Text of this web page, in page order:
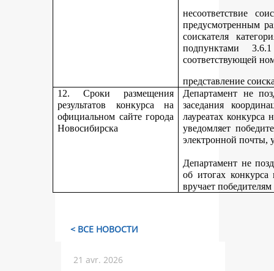
несоответствие
предусмотренным
соискателя
подпунктами 3.6.1
соответствующей
представление
12. Сроки размещения
результатов конкурса на
официальном сайте города
Новосибирска
Департамент не
заседания
лауреатах
уведомляет
электронной почты,
Департамент не
об итогах
вручает
< ВСЕ НОВОСТИ
21 avr. 2026